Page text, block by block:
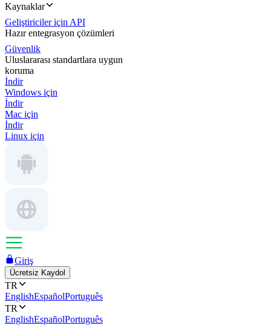
Kaynaklar
Geliştiriciler için API
Hazır entegrasyon çözümleri
Güvenlik
Uluslararası standartlara uygun
koruma
İndir
Windows için
İndir
Mac için
İndir
Linux için
Giriş
Ücretsiz Kaydol
TR
EnglishEspañolPortuguês
TR
EnglishEspañolPortuguês